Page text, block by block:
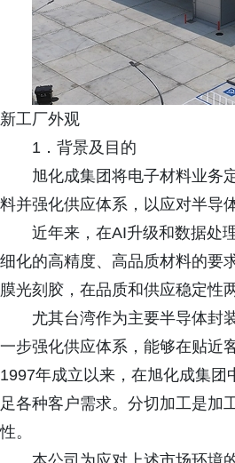
新工厂外观
1．背景及目的
旭化成集团将电子材料业务
料并强化供应体系，以应对半导
近年来，在AI升级和数据处
细化的高精度、高品质材料的要
膜光刻胶，在品质和供应稳定性
尤其台湾作为主要半导体封
一步强化供应体系，能够在贴近
1997年成立以来，在旭化成集
足各种客户需求。分切加工是加
性。